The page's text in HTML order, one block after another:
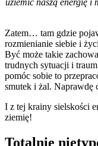
uziemić naszą energię i
Zatem… tam gdzie
rozmienianie siebie i
Być może takie
trudnych sytuacji i
pomóc sobie to
smutek i żal. Naprawdę
I z tej krainy sielskości
ziemię!
Totalnie